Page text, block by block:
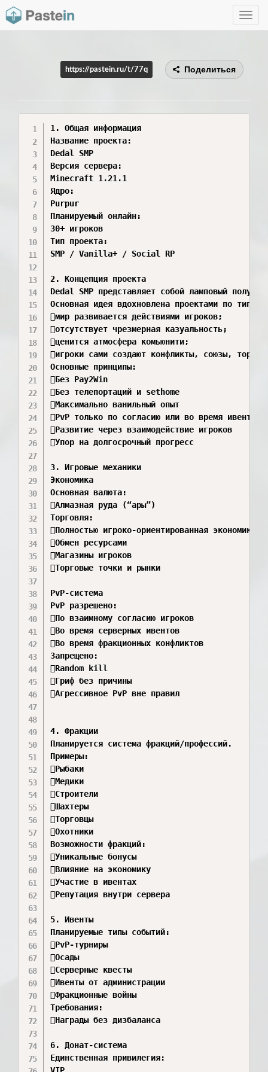
Toggle
https://pastein.ru/t/77q Поделиться
1. Общая информация
Название проекта:
Dedal SMP
Версия сервера:
Minecraft 1.21.1
Ядро:
Purpur
Планируемый онлайн:
30+ игроков
Тип проекта:
SMP / Vanilla+ / Social RP
2. Концепция проекта
Dedal SMP представляет собой ламповый полу-
Основная идея вдохновлена проектами по типу
мир развивается действиями игроков;
отсутствует чрезмерная казуальность;
ценится атмосфера комьюнити;
игроки сами создают конфликты, союзы,
Основные принципы:
Без Pay2Win
Без телепортаций и sethome
Максимально ванильный опыт
PvP только по согласию или во время ивентов
Развитие через взаимодействие игроков
Упор на долгосрочный прогресс
3. Игровые механики
Экономика
Основная валюта:
Алмазная руда (“ары”)
Торговля:
Полностью игроко-ориентированная экономика
Обмен ресурсами
Магазины игроков
Торговые точки и рынки
PvP-система
PvP разрешено:
По взаимному согласию игроков
Во время серверных ивентов
Во время фракционных конфликтов
Запрещено:
Random kill
Гриф без причины
Агрессивное PvP вне правил
4. Фракции
Планируется система фракций/профессий.
Примеры:
Рыбаки
Медики
Строители
Шахтеры
Торговцы
Охотники
Возможности фракций:
Уникальные бонусы
Влияние на экономику
Участие в ивентах
Репутация внутри сервера
5. Ивенты
Планируемые типы событий:
PvP-турниры
Осады
Серверные квесты
Ивенты от администрации
Фракционные войны
Требования:
Награды без дизбаланса
6. Донат-система
Единственная привилегия: